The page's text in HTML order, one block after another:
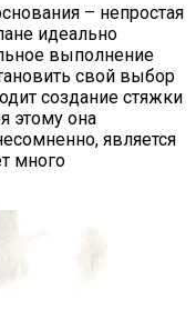
– непростая
идеально
выполнение
свой выбор
создание стяжки
этому она
является
много